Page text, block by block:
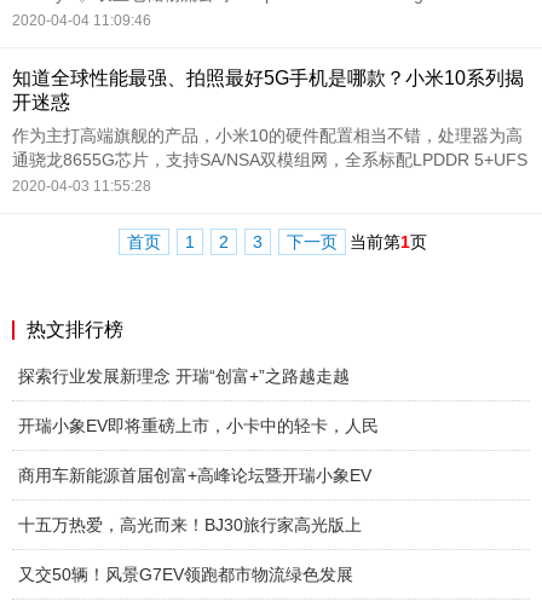
完成16.4亿卢比的 B轮融资。
2020-04-04 11:09:46
知道全球性能最强、拍照最好5G手机是哪款？小米10系列揭
开迷惑
作为主打高端旗舰的产品，小米10的硬件配置相当不错，处理器为高
通骁龙8655G芯片，支持SA/NSA双模组网，全系标配LPDDR 5+UFS
3.0内存组合。
2020-04-03 11:55:28
首页 1 2 3 下一页 当前第1页
热文排行榜
探索行业发展新理念 开瑞“创富+”之路越走越
开瑞小象EV即将重磅上市，小卡中的轻卡，人民
商用车新能源首届创富+高峰论坛暨开瑞小象EV
十五万热爱，高光而来！BJ30旅行家高光版上
又交50辆！风景G7EV领跑都市物流绿色发展